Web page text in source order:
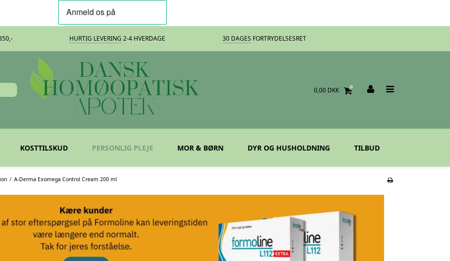
HURTIG LEVERING 2-4 HVERDAGE 30 DAGES FORTRYDELSESRET
0,00 DKK 0
KOSTTILSKUD PERSONLIG PLEJE MOR & BØRN DYR OG HUSHOLDNING TILBUD
/ A-Derma Exomega Control Cream 200 ml